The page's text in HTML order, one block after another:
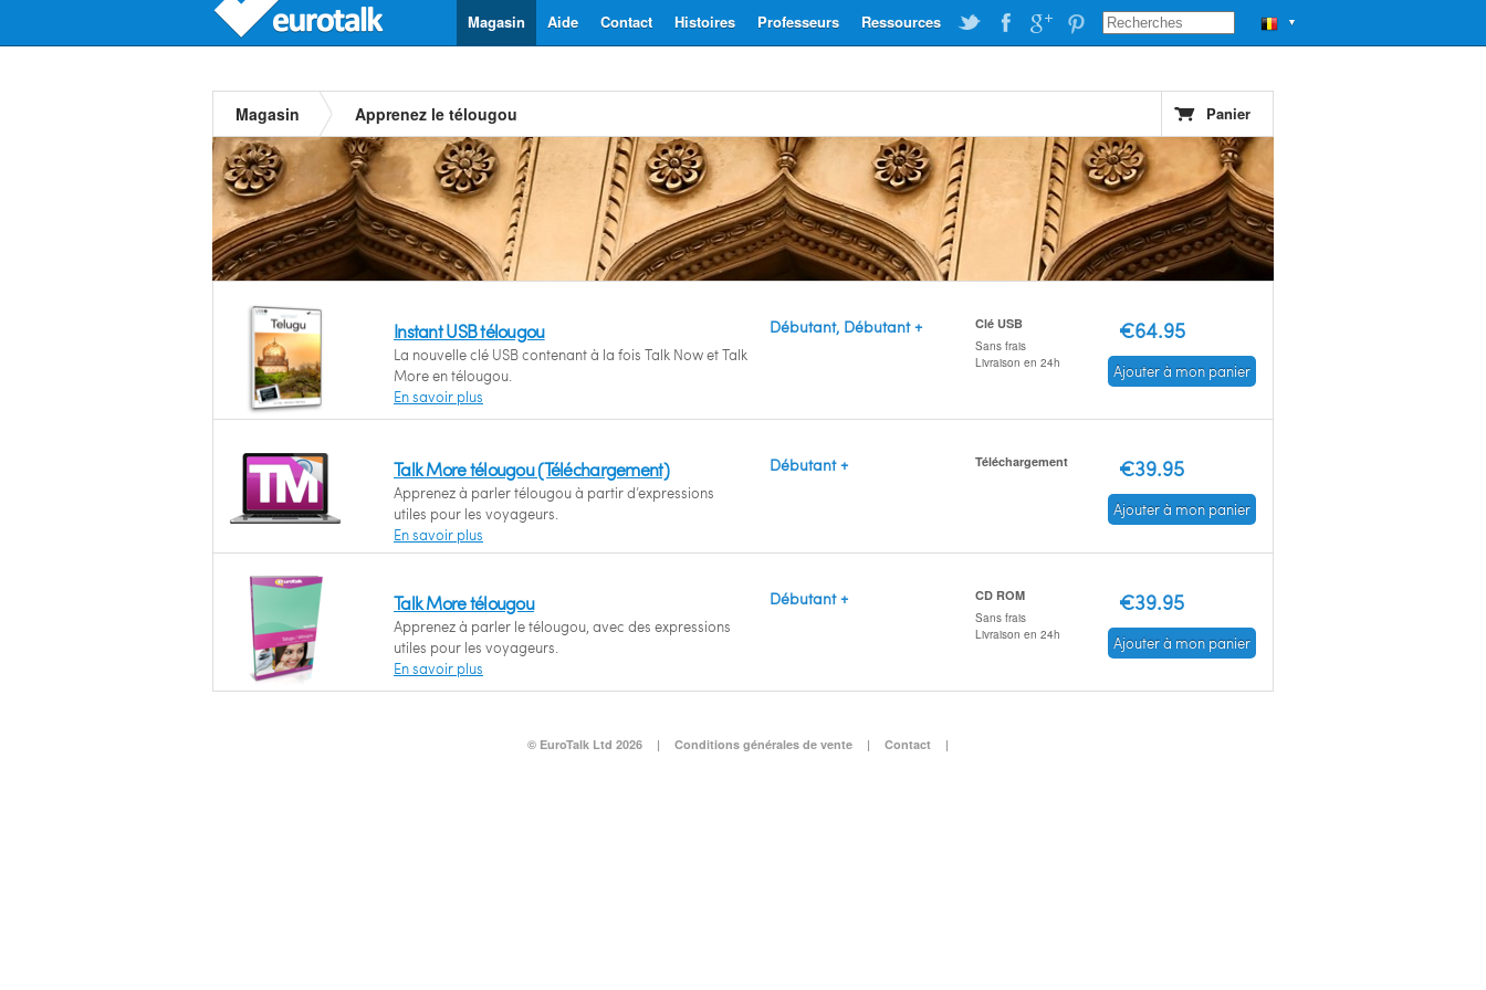
▼
Ressources
Professeurs
Histoires
Contact
Aide
Magasin
Magasin Apprenez le télougou Panier
Instant USB télougou
La nouvelle clé USB contenant à la fois Talk Now et Talk
More en télougou.
En savoir plus
Débutant, Débutant + Clé USB
Sans frais
Livraison en 24h
€64.95
Ajouter à mon panier
Talk More télougou (Téléchargement)
Apprenez à parler télougou à partir d’expressions
utiles pour les voyageurs.
En savoir plus
Débutant + Téléchargement €39.95
Ajouter à mon panier
Talk More télougou
Apprenez à parler le télougou, avec des expressions
utiles pour les voyageurs.
En savoir plus
Débutant + CD ROM
Sans frais
Livraison en 24h
€39.95
Ajouter à mon panier
© EuroTalk Ltd 2026 | Conditions générales de vente | Contact |